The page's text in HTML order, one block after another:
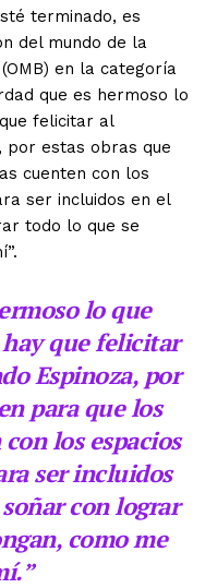
terminado, es
del mundo de la
en la categoría
que es hermoso lo
felicitar al
por estas obras que
cuenten con los
ser incluidos en el
todo lo que se
lo que
que felicitar
Espinoza, por
para que los
los espacios
ser incluidos
con lograr
como me